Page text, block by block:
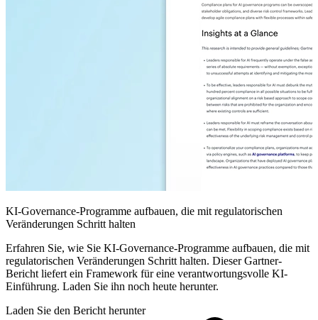
KI-Governance-Programme aufbauen, die mit regulatorischen
Veränderungen Schritt halten
Erfahren Sie, wie Sie KI-Governance-Programme aufbauen, die mit
regulatorischen Veränderungen Schritt halten. Dieser Gartner-
Bericht liefert ein Framework für eine verantwortungsvolle KI-
Einführung. Laden Sie ihn noch heute herunter.
Laden Sie den Bericht herunter